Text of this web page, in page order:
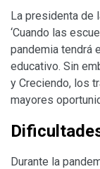
La presidenta de
‘Cuando las
pandemia tendrá
educativo. Sin
y Creciendo, los
mayores
Durante la